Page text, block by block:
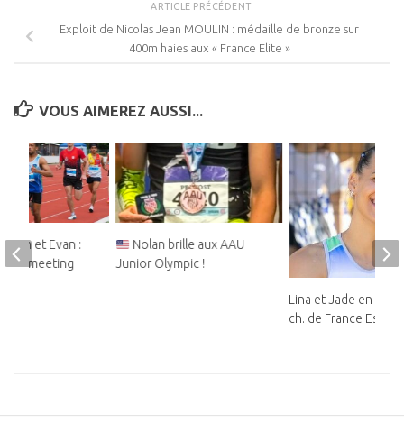
ARTICLE PRÉCÉDENT
Exploit de Nicolas Jean MOULIN : médaille de bronze sur
400m haies aux « France Elite »
VOUS AIMEREZ AUSSI...
Nolan brille aux AAU
Junior Olympic !
Lina et Jade en
ch. de France
et Evan :
au meeting